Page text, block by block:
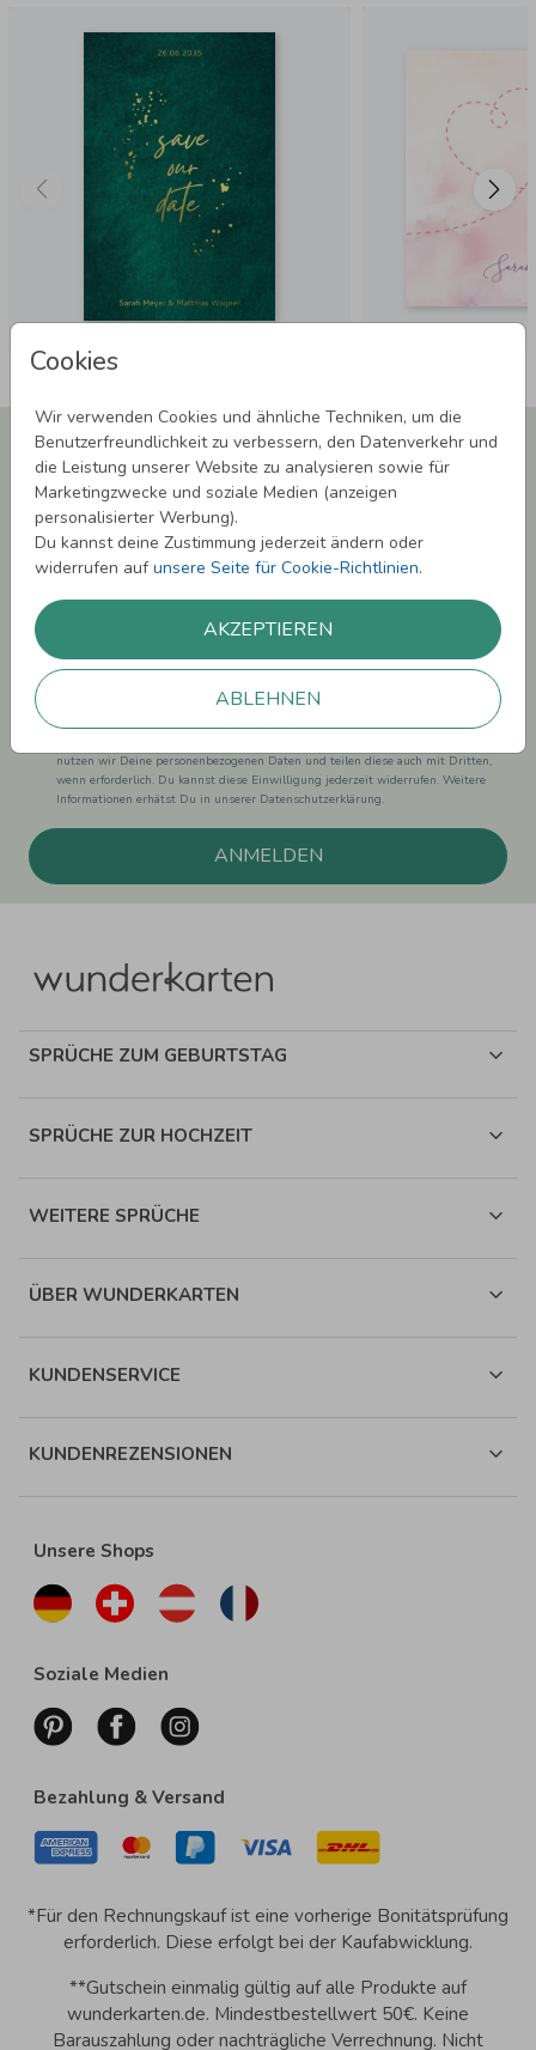
Cookies
Wir verwenden Cookies und ähnliche Techniken, um die
Benutzerfreundlichkeit zu verbessern, den Datenverkehr und
die Leistung unserer Website zu analysieren sowie für
Marketingzwecke und soziale Medien (anzeigen
personalisierter Werbung).
Du kannst deine Zustimmung jederzeit ändern oder
widerrufen aufunsere Seite für Cookie-Richtlinien.
AKZEPTIEREN
ABLEHNEN
Newsletter abonnieren und 5,00 € Rabatt**
sichern!
Melde Dich zu unserem Newsletter an und bleibe auf dem
Laufenden.
Einwilligung zur Datennutzung für Marketingzwecke: Hiermit willigst Du ein,
können. Dies umfasst den Versand unseres Newsletters. Zudem können wir Dir
Produktinformationen zu Deinen Interessen auf anderen Plattformen wie
nutzen wir Deine personenbezogenen Daten und teilen diese auch mit Dritten,
wenn erforderlich. Du kannst diese Einwilligung jederzeit widerrufen. Weitere
Informationen erhätst Du in unserer Datenschutzerklärung.
ANMELDEN
SPRÜCHE ZUM GEBURTSTAG
SPRÜCHE ZUR HOCHZEIT
WEITERE SPRÜCHE
ÜBER WUNDERKARTEN
KUNDENSERVICE
KUNDENREZENSIONEN
Unsere Shops
Soziale Medien
Bezahlung & Versand
*Für den Rechnungskauf ist eine vorherige Bonitätsprüfung
erforderlich. Diese erfolgt bei der Kaufabwicklung.
**Gutschein einmalig gültig auf alle Produkte auf
wunderkarten.de. Mindestbestellwert 50€. Keine
Barauszahlung oder nachträgliche Verrechnung. Nicht